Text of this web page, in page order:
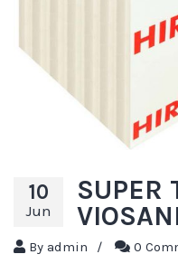
10
Jun
SUPER
By admin / 0